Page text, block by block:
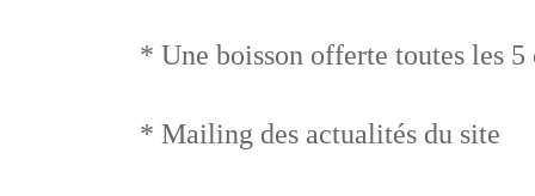
* Une boisson offerte toutes les 5
* Mailing des actualités du site